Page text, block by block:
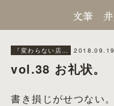
『変わらない店』making
vol.38 お礼状。
書き損じがせつない